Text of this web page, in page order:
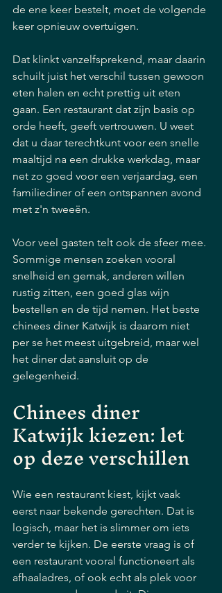
de ene keer bestelt, moet de volgende
keer opnieuw overtuigen.
Dat klinkt vanzelfsprekend, maar daarin
schuilt juist het verschil tussen gewoon
eten halen en echt prettig uit eten
gaan. Een restaurant dat zijn basis op
orde heeft, geeft vertrouwen. U weet
dat u daar terechtkunt voor een snelle
maaltijd na een drukke werkdag, maar
net zo goed voor een verjaardag, een
familiediner of een ontspannen avond
met z'n tweeën.
Voor veel gasten telt ook de sfeer mee.
Sommige mensen zoeken vooral
snelheid en gemak, anderen willen
rustig zitten, een goed glas wijn
bestellen en de tijd nemen. Het beste
chinees diner Katwijk is daarom niet
per se het meest uitgebreid, maar wel
het diner dat aansluit op de
gelegenheid.
Chinees diner
Katwijk kiezen: let
op deze verschillen
Wie een restaurant kiest, kijkt vaak
eerst naar bekende gerechten. Dat is
logisch, maar het is slimmer om iets
verder te kijken. De eerste vraag is of
een restaurant vooral functioneert als
afhaaladres, of ook echt als plek voor